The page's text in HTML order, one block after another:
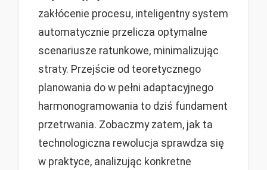
zakłócenie procesu, inteligentny system
automatycznie przelicza optymalne
scenariusze ratunkowe, minimalizując
straty. Przejście od teoretycznego
planowania do w pełni adaptacyjnego
harmonogramowania to dziś fundament
przetrwania. Zobaczmy zatem, jak ta
technologiczna rewolucja sprawdza się
w praktyce, analizując konkretne